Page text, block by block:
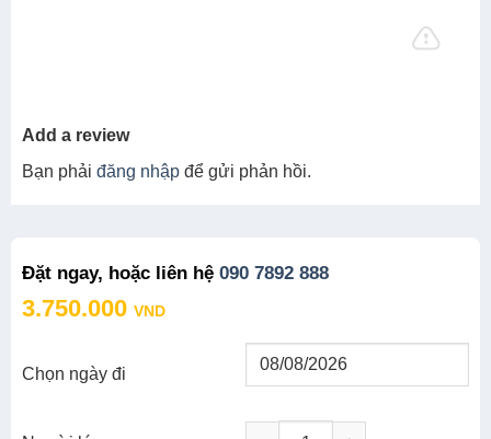
Đặt ngay, hoặc liên hệ 090 7892 888
3.750.000 VND
Chọn ngày đi
Add a review
Bạn phải đăng nhập để gửi phản hồi.